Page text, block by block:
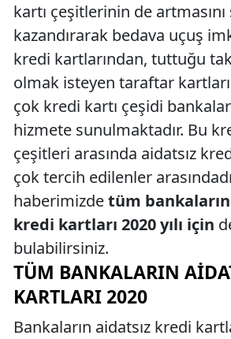
kartı çeşitlerinin de artmasını
kazandırarak bedava uçuş
kredi kartlarından, tuttuğu
olmak isteyen taraftar
çok kredi kartı çeşidi
hizmete sunulmaktadır. Bu
çeşitleri arasında aidatsız
çok tercih edilenler
haberimizdetüm
kredi kartları 2020 yılı için
bulabilirsiniz.
TÜM BANKALARIN
KARTLARI 2020
Bankaların aidatsız kredi